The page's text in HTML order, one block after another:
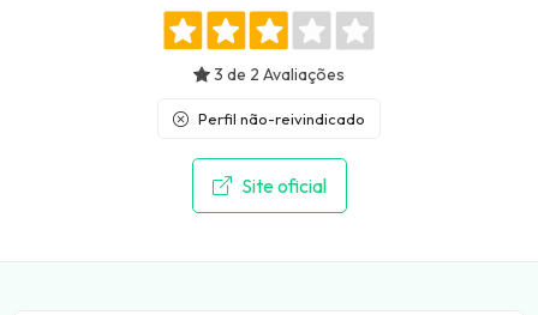
3 de 2 Avaliações
Perfil não-reivindicado
Site oficial